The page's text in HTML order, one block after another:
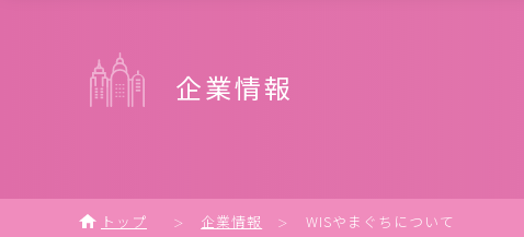
企業情報
トップ ＞ 企業情報 ＞ WISやまぐちについて